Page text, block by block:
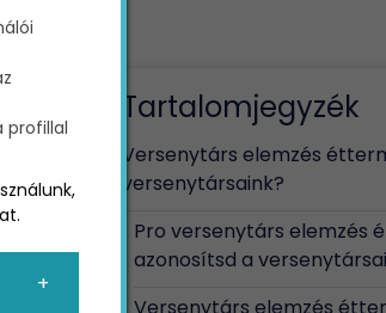
Tartalomjegyzék
Versenytárs elemzés
versenytársaink?
Pro versenytárs elemzés
azonosítsd a
profillal